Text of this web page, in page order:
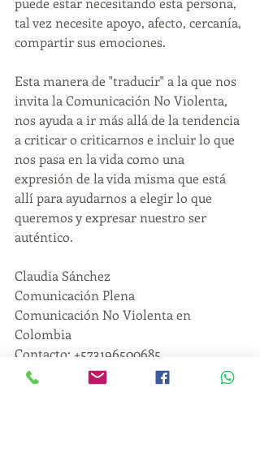
tal vez necesite apoyo, afecto, cercanía,
compartir sus emociones.
Esta manera de "traducir" a la que nos
invita la Comunicación No Violenta,
nos ayuda a ir más allá de la tendencia
a criticar o criticarnos e incluir lo que
nos pasa en la vida como una
expresión de la vida misma que está
allí para ayudarnos a elegir lo que
queremos y expresar nuestro ser
auténtico.
Claudia Sánchez
Comunicación Plena
Comunicación No Violenta en
Colombia
Contacto: +573196500685